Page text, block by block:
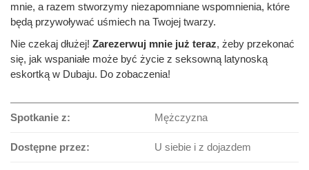
mnie, a razem stworzymy niezapomniane wspomnienia, które
będą przywoływać uśmiech na Twojej twarzy.
Nie czekaj dłużej! Zarezerwuj mnie już teraz, żeby przekonać
się, jak wspaniałe może być życie z seksowną latynoską
eskortką w Dubaju. Do zobaczenia!
Spotkanie z: Mężczyzna
Dostępne przez: U siebie i z dojazdem